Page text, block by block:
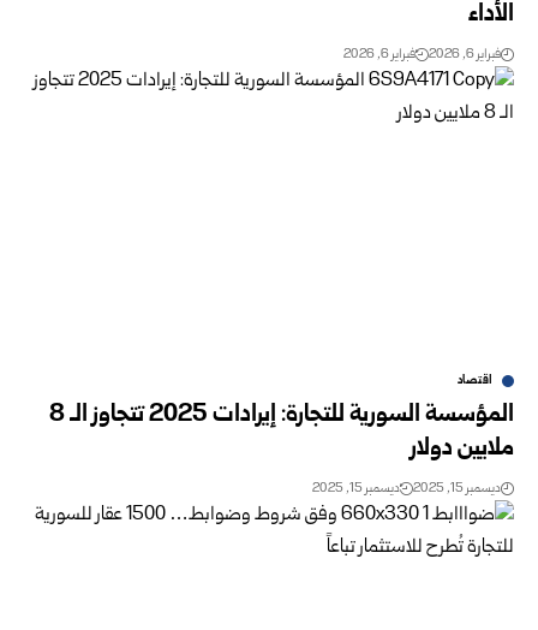
الأداء
فبراير 6, 2026 فبراير 6, 2026
اقتصاد
المؤسسة السورية للتجارة: إيرادات 2025 تتجاوز الـ 8
ملايين دولار
ديسمبر 15, 2025 ديسمبر 15, 2025